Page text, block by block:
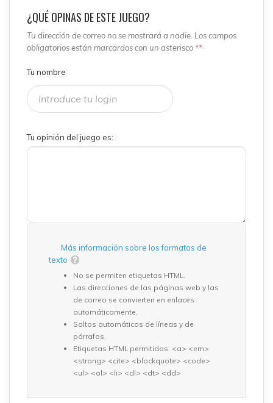
¿QUÉ OPINAS DE ESTE JUEGO?
Tu dirección de correo no se mostrará a nadie. Los campos
obligatorios están marcardos con un asterisco **
Tu nombre
Tu opinión del juego es:
Más información sobre los formatos de
texto
No se permiten etiquetas HTML.
Las direcciones de las páginas web y las
de correo se convierten en enlaces
automáticamente.
Saltos automáticos de líneas y de
párrafos.
Etiquetas HTML permitidas: <a> <em>
<strong> <cite> <blockquote> <code>
<ul> <ol> <li> <dl> <dt> <dd>